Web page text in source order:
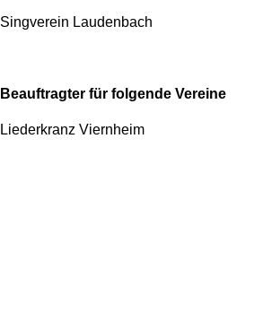
Singverein Laudenbach
Beauftragter für folgende Vereine
Liederkranz Viernheim